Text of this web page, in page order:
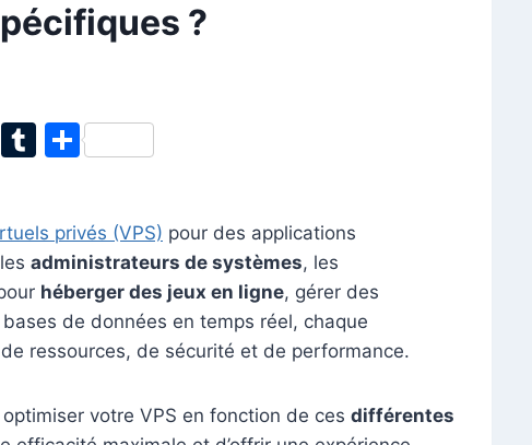
?
T
T
bl
r
P
g
er
privés (VPS) pour des applications
administrateurs de systèmes, les
héberger des jeux en ligne, gérer des
de données en temps réel, chaque
ressources, de sécurité et de performance.
votre VPS en fonction de ces différentes